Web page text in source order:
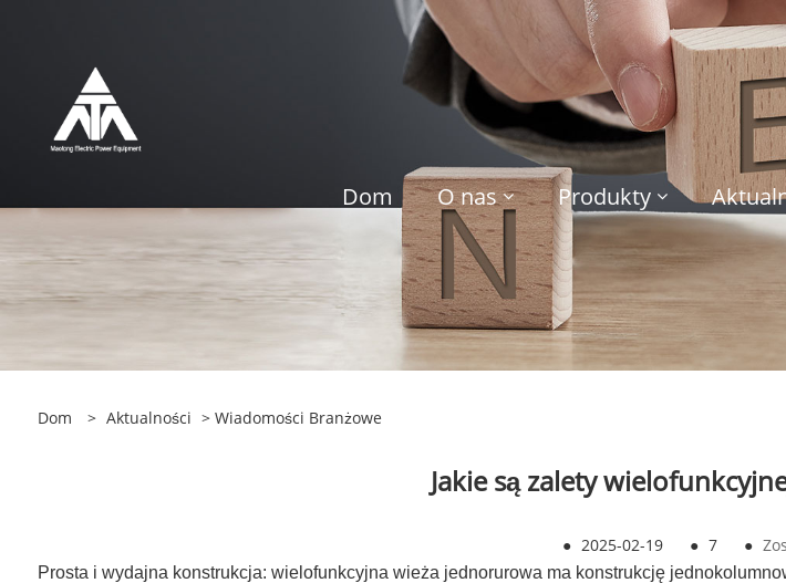
Dom O nas Produkty
Dom > Aktualności > Wiadomości Branżowe
Jakie są zalety
● 2025-02-19 ● 7 ●
Prosta i wydajna konstrukcja: wielofunkcyjna wieża jednorurowa ma konstrukcję